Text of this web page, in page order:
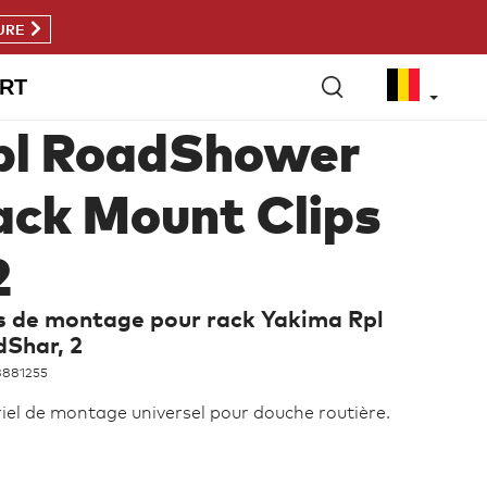
RoadShower
Mount Clips
de montage pour rack Yakima Rpl
2
de montage universel pour douche routière.